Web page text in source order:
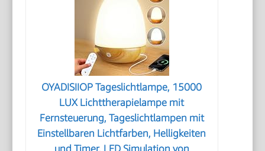
OYADISIIOP Tageslichtlampe, 15000
LUX Lichttherapielampe mit
Fernsteuerung, Tageslichtlampen mit
Einstellbaren Lichtfarben, Helligkeiten
und Timer, LED Simulation von